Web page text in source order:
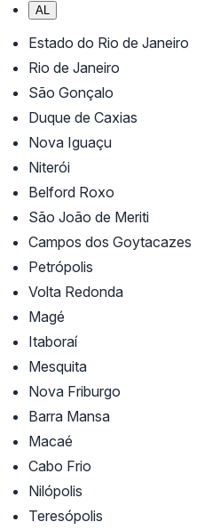
AL
Estado do Rio de Janeiro
Rio de Janeiro
São Gonçalo
Duque de Caxias
Nova Iguaçu
Niterói
Belford Roxo
São João de Meriti
Campos dos Goytacazes
Petrópolis
Volta Redonda
Magé
Itaboraí
Mesquita
Nova Friburgo
Barra Mansa
Macaé
Cabo Frio
Nilópolis
Teresópolis